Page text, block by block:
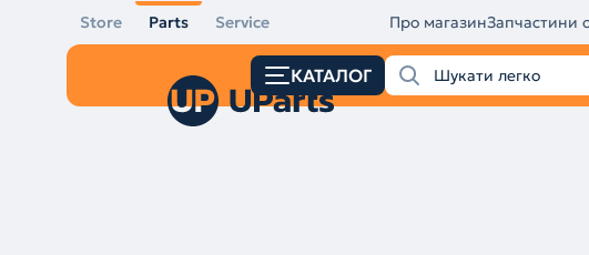
Store Parts Service Про магазинЗапчастини
КАТАЛОГ